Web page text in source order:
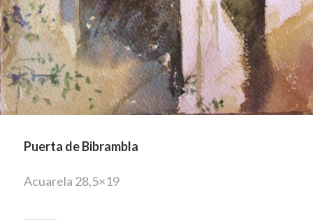
Puerta de Bibrambla
Acuarela 28,5×19